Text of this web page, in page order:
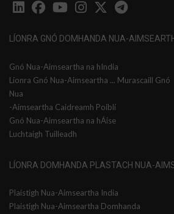
LÍONRA GNÓ DOMHANDA NUA-
Gnó Nua-Aimseartha na hIndia
Líonra Gnó Nua-Aimseartha ... Murascaill Gnó
Nua
-Aimseartha Caidreamh Poiblí
Gnó Nua-Aimseartha na hÁise
Luchtaigh Tuilleadh
LÍONRA DOMHANDA PLASTACH NUA-
Plaistigh Nua-Aimseartha India
Plaistigh Nua-Aimseartha Domhanda